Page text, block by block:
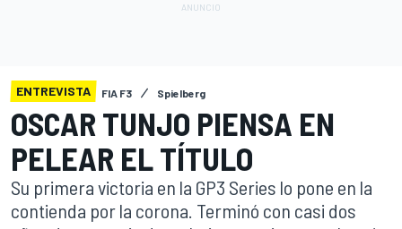
ENTREVISTA FIA F3 Spielberg
OSCAR TUNJO PIENSA EN
PELEAR EL TÍTULO
Su primera victoria en la GP3 Series lo pone en la
contienda por la corona. Terminó con casi dos